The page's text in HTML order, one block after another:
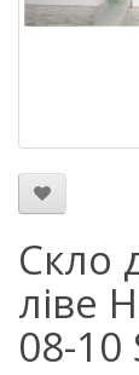
Скло
ліве
08-10